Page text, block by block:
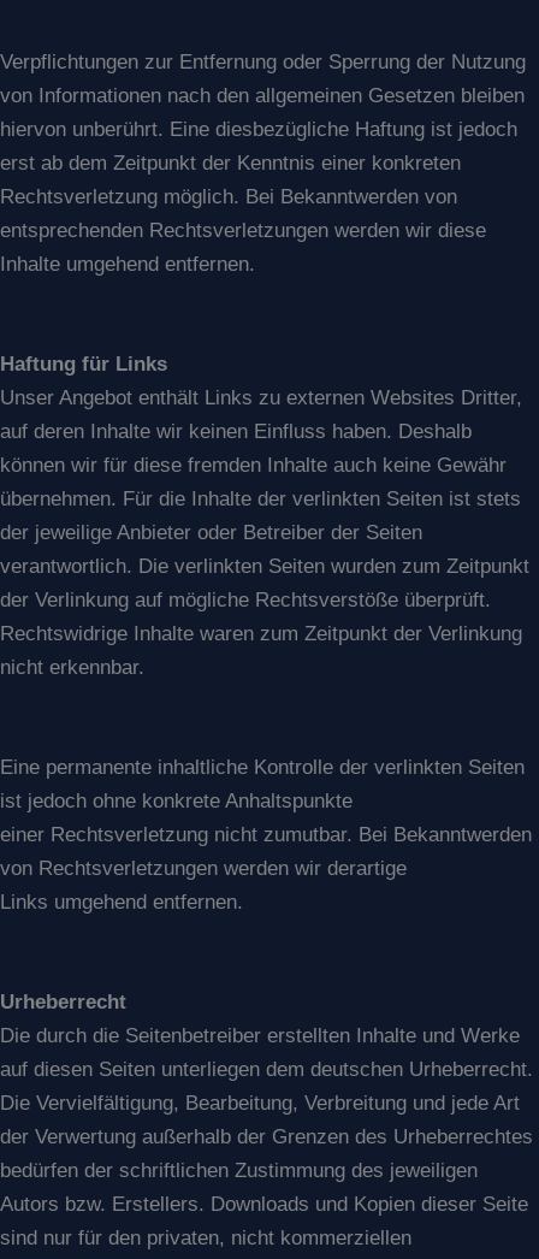
Verpflichtungen zur Entfernung oder Sperrung der Nutzung
von Informationen nach den allgemeinen Gesetzen bleiben
hiervon unberührt. Eine diesbezügliche Haftung ist jedoch
erst ab dem Zeitpunkt der Kenntnis einer konkreten
Rechtsverletzung möglich. Bei Bekanntwerden von
entsprechenden Rechtsverletzungen werden wir diese
Inhalte umgehend entfernen.
Haftung für Links
Unser Angebot enthält Links zu externen Websites Dritter,
auf deren Inhalte wir keinen Einfluss haben. Deshalb
können wir für diese fremden Inhalte auch keine Gewähr
übernehmen. Für die Inhalte der verlinkten Seiten ist stets
der jeweilige Anbieter oder Betreiber der Seiten
verantwortlich. Die verlinkten Seiten wurden zum Zeitpunkt
der Verlinkung auf mögliche Rechtsverstöße überprüft.
Rechtswidrige Inhalte waren zum Zeitpunkt der Verlinkung
nicht erkennbar.
Eine permanente inhaltliche Kontrolle der verlinkten Seiten
ist jedoch ohne konkrete Anhaltspunkte
einer Rechtsverletzung nicht zumutbar. Bei Bekanntwerden
von Rechtsverletzungen werden wir derartige
Links umgehend entfernen.
Urheberrecht
Die durch die Seitenbetreiber erstellten Inhalte und Werke
auf diesen Seiten unterliegen dem deutschen Urheberrecht.
Die Vervielfältigung, Bearbeitung, Verbreitung und jede Art
der Verwertung außerhalb der Grenzen des Urheberrechtes
bedürfen der schriftlichen Zustimmung des jeweiligen
Autors bzw. Erstellers. Downloads und Kopien dieser Seite
sind nur für den privaten, nicht kommerziellen